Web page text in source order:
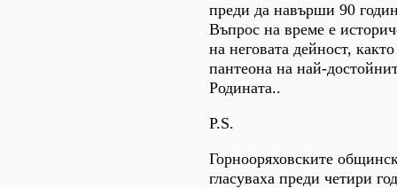
преди да навърши 90
Въпрос на време е
на неговата дейност,
пантеона на най-
Родината..
P.S.
Горнооряховските
гласуваха преди четири